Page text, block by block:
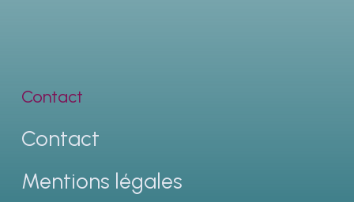
Contact
Contact
Mentions légales